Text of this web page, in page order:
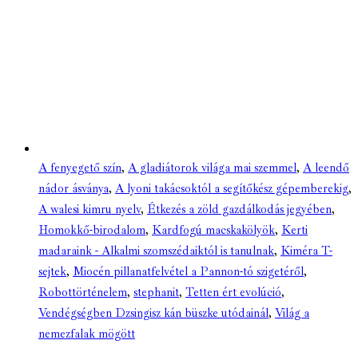
A fenyegető szín, A gladiátorok világa mai szemmel, A leendő
nádor ásványa, A lyoni takácsoktól a segítőkész gépemberekig,
A walesi kimru nyelv, Étkezés a zöld gazdálkodás jegyében,
Homokkő-birodalom, Kardfogú macskakölyök, Kerti
madaraink - Alkalmi szomszédaiktól is tanulnak, Kiméra T-
sejtek, Miocén pillanatfelvétel a Pannon-tó szigetéről,
Robottörténelem, stephanit, Tetten ért evolúció,
Vendégségben Dzsingisz kán büszke utódainál, Világ a
nemezfalak mögött